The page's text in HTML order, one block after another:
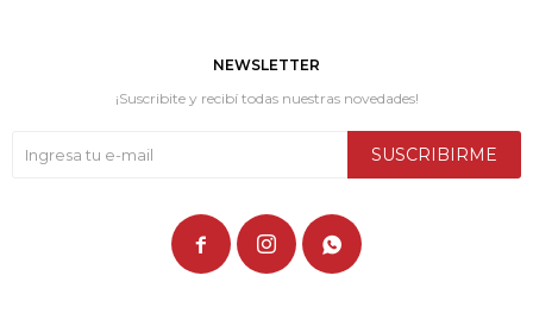
NEWSLETTER
¡Suscribite y recibí todas nuestras novedades!
SUSCRIBIRME
  